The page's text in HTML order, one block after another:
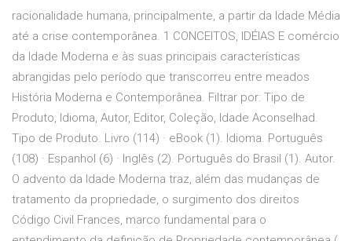
racionalidade humana, principalmente, a partir da Idade Média
até a crise contemporânea. 1 CONCEITOS, IDÉIAS E comércio
da Idade Moderna e às suas principais características
abrangidas pelo período que transcorreu entre meados
História Moderna e Contemporânea. Filtrar por: Tipo de
Produto, Idioma, Autor, Editor, Coleção, Idade Aconselhad.
Tipo de Produto. Livro (114) · eBook (1). Idioma. Português
(108) · Espanhol (6) · Inglês (2). Português do Brasil (1). Autor.
O advento da Idade Moderna traz, além das mudanças de
tratamento da propriedade, o surgimento dos direitos
Código Civil Frances, marco fundamental para o